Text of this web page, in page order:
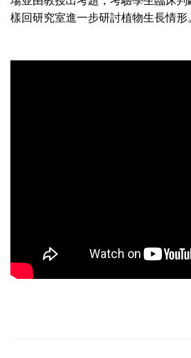
樣回研究室進一步研討植物生長情形。